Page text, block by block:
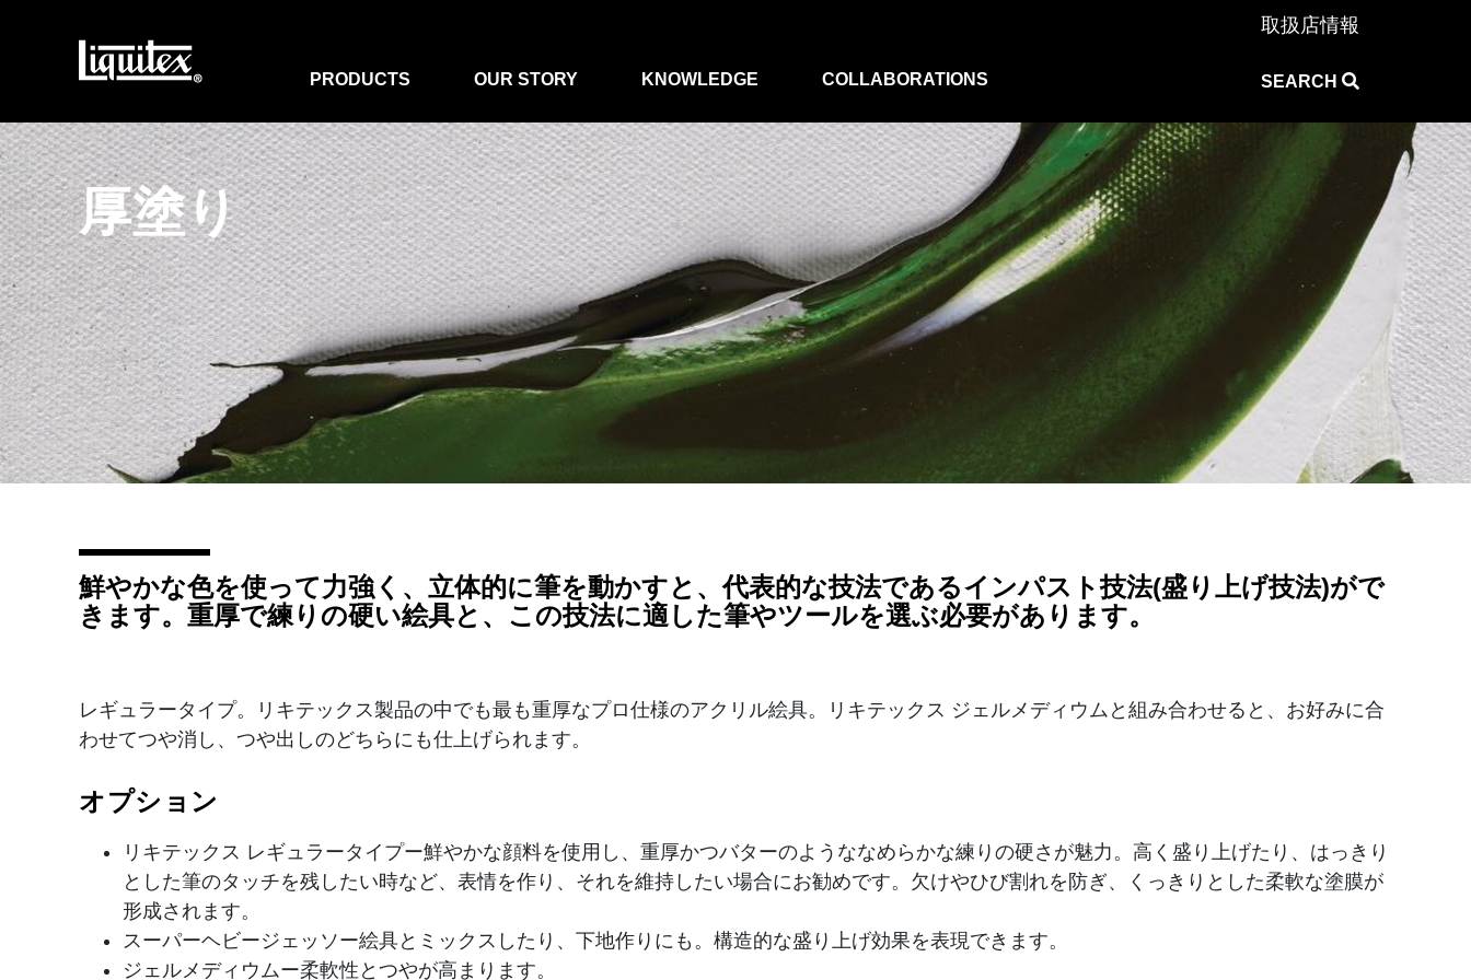
取扱店情報
SEARCH
PRODUCTS OUR STORY KNOWLEDGE COLLABORATIONS
厚塗り
鮮やかな色を使って力強く、立体的に筆を動かすと、代表的な技法であるインパスト技法(盛り上げ技法)がで
きます。重厚で練りの硬い絵具と、この技法に適した筆やツールを選ぶ必要があります。
レギュラータイプ。リキテックス製品の中でも最も重厚なプロ仕様のアクリル絵具。リキテックス ジェルメディウムと組み合わせると、お好みに合
わせてつや消し、つや出しのどちらにも仕上げられます。
オプション
リキテックス レギュラータイプー鮮やかな顔料を使用し、重厚かつバターのようななめらかな練りの硬さが魅力。高く盛り上げたり、はっきり
とした筆のタッチを残したい時など、表情を作り、それを維持したい場合にお勧めです。欠けやひび割れを防ぎ、くっきりとした柔軟な塗膜が
形成されます。
スーパーヘビージェッソー絵具とミックスしたり、下地作りにも。構造的な盛り上げ効果を表現できます。
ジェルメディウムー柔軟性とつやが高まります。